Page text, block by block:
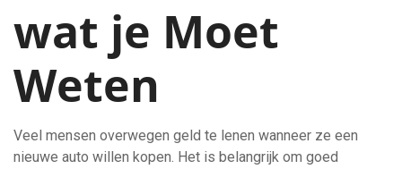
wat je Moet
Weten
Veel mensen overwegen geld te lenen wanneer ze een
nieuwe auto willen kopen. Het is belangrijk om goed